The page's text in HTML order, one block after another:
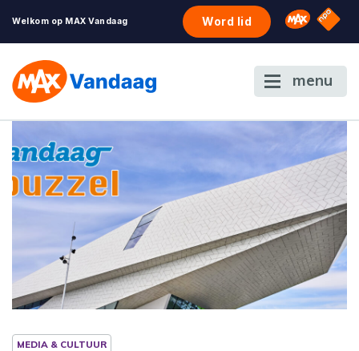
Welkom op MAX Vandaag Word lid Omroep
NPO
menu
MEDIA & CULTUUR